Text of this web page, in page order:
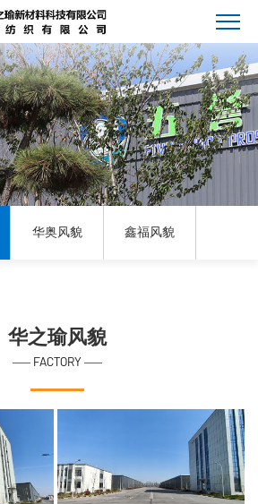
华奥风貌 鑫福风貌
华之瑜风貌
FACTORY